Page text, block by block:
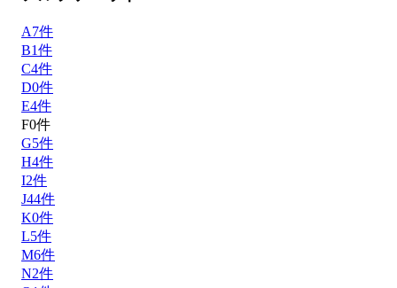
A7件
B1件
C4件
D0件
E4件
F0件
G5件
H4件
I2件
J44件
K0件
L5件
M6件
N2件